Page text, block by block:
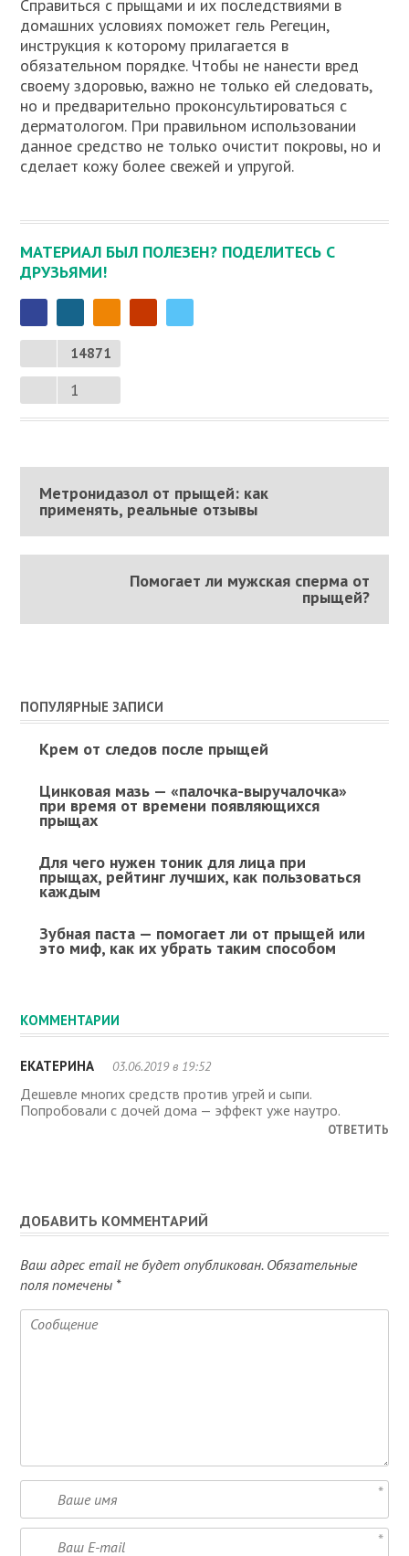
Справиться с прыщами и их последствиями в
домашних условиях поможет гель Регецин,
инструкция к которому прилагается в
обязательном порядке. Чтобы не нанести вред
своему здоровью, важно не только ей следовать,
но и предварительно проконсультироваться с
дерматологом. При правильном использовании
данное средство не только очистит покровы, но и
сделает кожу более свежей и упругой.
МАТЕРИАЛ БЫЛ ПОЛЕЗЕН? ПОДЕЛИТЕСЬ С
ДРУЗЬЯМИ!
14871
1
Метронидазол от прыщей: как
применять, реальные отзывы
Помогает ли мужская сперма от
прыщей?
ПОПУЛЯРНЫЕ ЗАПИСИ
Крем от следов после прыщей
Цинковая мазь — «палочка-выручалочка»
при время от времени появляющихся
прыщах
Для чего нужен тоник для лица при
прыщах, рейтинг лучших, как пользоваться
каждым
Зубная паста — помогает ли от прыщей или
это миф, как их убрать таким способом
КОММЕНТАРИИ
ЕКАТЕРИНА 03.06.2019 в 19:52
Дешевле многих средств против угрей и сыпи.
Попробовали с дочей дома — эффект уже наутро.
ОТВЕТИТЬ
ДОБАВИТЬ КОММЕНТАРИЙ
Ваш адрес email не будет опубликован. Обязательные
поля помечены *